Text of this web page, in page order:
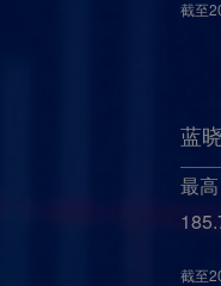
截至
蓝
最高
截至